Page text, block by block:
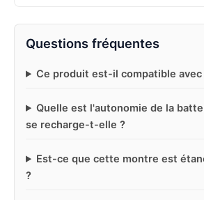
Questions fréquentes
Ce produit est-il compatible avec
Quelle est l'autonomie de la
se recharge-t-elle ?
Est-ce que cette montre est
?